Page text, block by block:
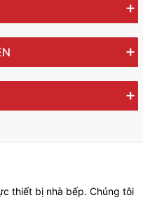
thiết bị nhà bếp. Chúng tôi